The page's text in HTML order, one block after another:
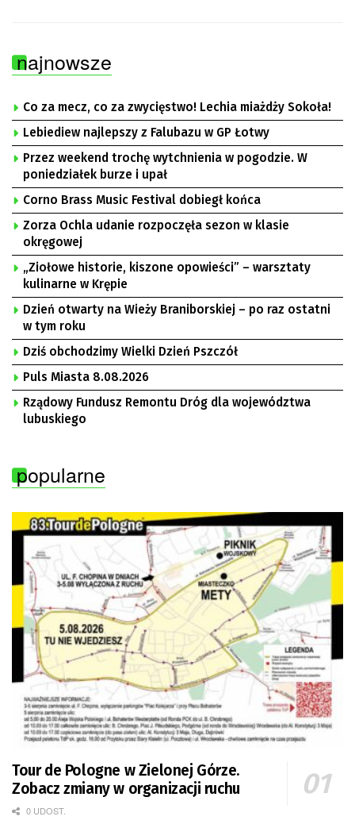
najnowsze
Co za mecz, co za zwycięstwo! Lechia miażdży Sokoła!
Lebiediew najlepszy z Falubazu w GP Łotwy
Przez weekend trochę wytchnienia w pogodzie. W
poniedziałek burze i upał
Corno Brass Music Festival dobiegł końca
Zorza Ochla udanie rozpoczęła sezon w klasie
okręgowej
„Ziołowe historie, kiszone opowieści” – warsztaty
kulinarne w Krępie
Dzień otwarty na Wieży Braniborskiej – po raz ostatni
w tym roku
Dziś obchodzimy Wielki Dzień Pszczół
Puls Miasta 8.08.2026
Rządowy Fundusz Remontu Dróg dla województwa
lubuskiego
popularne
Tour de Pologne w Zielonej Górze.
Zobacz zmiany w organizacji ruchu
0 UDOST.